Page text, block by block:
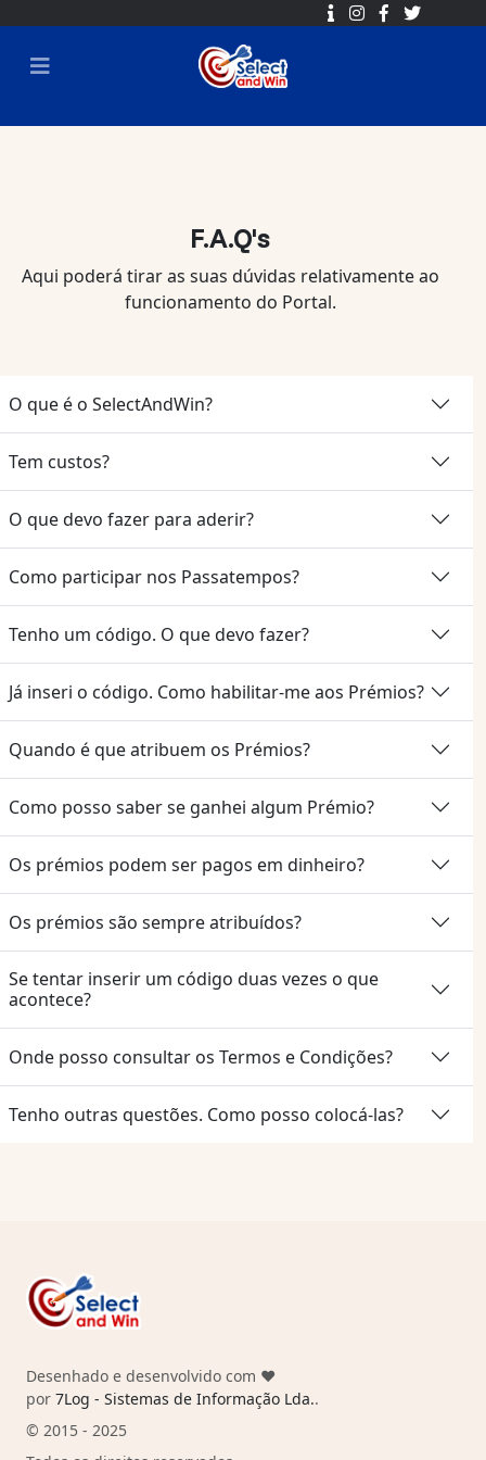
F.A.Q's
Aqui poderá tirar as suas dúvidas relativamente ao
funcionamento do Portal.
O que é o SelectAndWin?
Tem custos?
O que devo fazer para aderir?
Como participar nos Passatempos?
Tenho um código. O que devo fazer?
Já inseri o código. Como habilitar-me aos Prémios?
Quando é que atribuem os Prémios?
Como posso saber se ganhei algum Prémio?
Os prémios podem ser pagos em dinheiro?
Os prémios são sempre atribuídos?
Se tentar inserir um código duas vezes o que
acontece?
Onde posso consultar os Termos e Condições?
Tenho outras questões. Como posso colocá-las?
Desenhado e desenvolvido com ❤️
por 7Log - Sistemas de Informação Lda..
© 2015 - 2025